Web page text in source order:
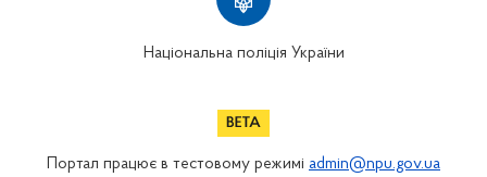
Національна поліція України
Портал працює в тестовому режимі admin@npu.gov.ua